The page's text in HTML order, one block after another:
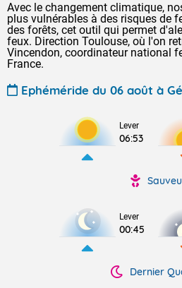
Avec le changement climatique,
plus vulnérables à des risques de
des forêts, cet outil qui permet
feux. Direction Toulouse, où l'on
Vincendon, coordinateur national
France.
Ephéméride du 06 août à
Lever
06:53
Lever
00:45
Dernier